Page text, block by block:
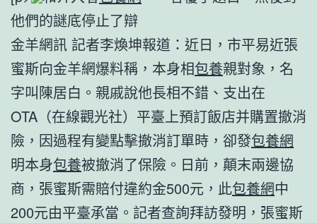
他們的謎底停止了辯
金羊網訊 記者李煥坤報道：近日，市平易近張
蜜斯向金羊網爆料稱，本身相包養親對象，名
字叫陳居白。親戚說他長相不錯、支出在
OTA（在線觀光社）平臺上預訂飯店并購置撤消
險，因過程有變點擊撤消訂單時，卻發包養網
明本身包養被撤消了保險。日前，顛末兩邊協
商，張蜜斯需賠付違約金500元，此包養網中
200元由平臺承當。記者查詢拜訪發明，張蜜斯